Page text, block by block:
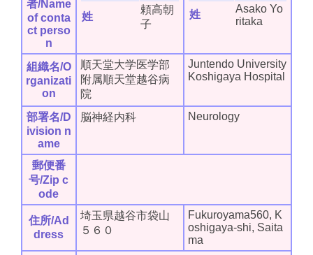
者/Name
of conta
ct perso
n
姓
頼高朝
子
姓
Asako Yo
ritaka
組織名/O
rganizati
on
順天堂大学医学部
附属順天堂越谷病
院
Juntendo University
Koshigaya Hospital
部署名/D
ivision n
ame
脳神経内科 Neurology
郵便番
号/Zip c
ode
住所/Ad
dress
埼玉県越谷市袋山
５６０
Fukuroyama560, K
oshigaya-shi, Saita
ma